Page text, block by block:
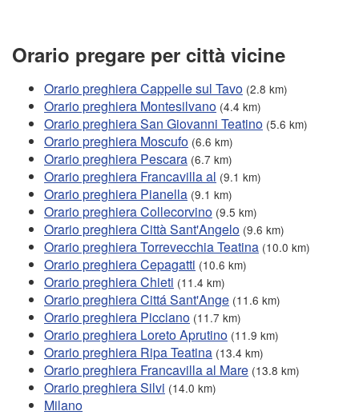
Orario pregare per città vicine
Orario preghiera Cappelle sul Tavo (2.8 km)
Orario preghiera Montesilvano (4.4 km)
Orario preghiera San Giovanni Teatino (5.6 km)
Orario preghiera Moscufo (6.6 km)
Orario preghiera Pescara (6.7 km)
Orario preghiera Francavilla al (9.1 km)
Orario preghiera Pianella (9.1 km)
Orario preghiera Collecorvino (9.5 km)
Orario preghiera Città Sant'Angelo (9.6 km)
Orario preghiera Torrevecchia Teatina (10.0 km)
Orario preghiera Cepagatti (10.6 km)
Orario preghiera Chieti (11.4 km)
Orario preghiera Cittá Sant'Ange (11.6 km)
Orario preghiera Picciano (11.7 km)
Orario preghiera Loreto Aprutino (11.9 km)
Orario preghiera Ripa Teatina (13.4 km)
Orario preghiera Francavilla al Mare (13.8 km)
Orario preghiera Silvi (14.0 km)
Milano